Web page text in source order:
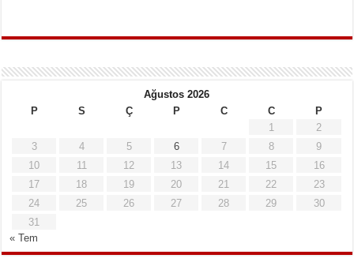
Ağustos 2026
P
S Ç P C C
P
1
2
3
4 5 6 7 8
9
10
11 12 13 14 15
16
17
18 19 20 21 22
23
24
25 26 27 28 29
30
31
« Tem